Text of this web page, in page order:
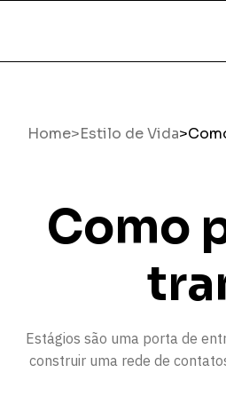
Home>Estilo de Vida>
Como
Estágios são uma porta de
construir uma rede de